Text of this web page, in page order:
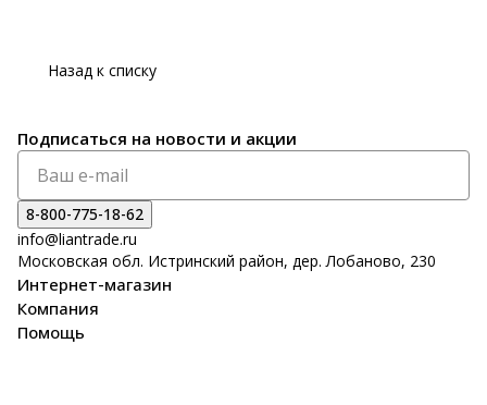
Назад к списку
Подписаться на новости и акции
8-800-775-18-62
info@liantrade.ru
Московская обл. Истринский район, дер. Лобаново, 230
Интернет-магазин
Компания
Помощь